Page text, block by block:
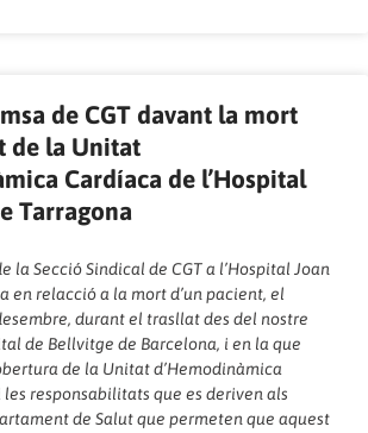
de CGT davant la mort
de la Unitat
Cardíaca de l’Hospital
Tarragona
la Secció Sindical de CGT a l’Hospital Joan
en relacció a la mort d’un pacient, el
durant el trasllat des del nostre
de Bellvitge de Barcelona, i en la que
de la Unitat d’Hemodinàmica
les responsabilitats que es deriven als
de Salut que permeten que aquest